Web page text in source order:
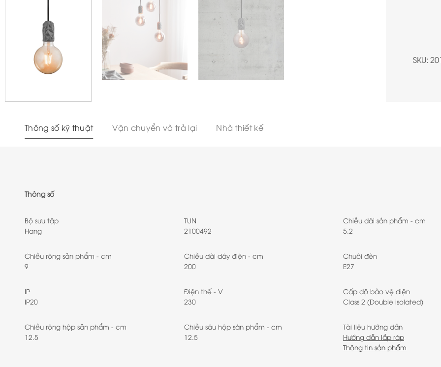
SKU:
Thông số kỹ thuật Vận chuyển và trả lại Nhà thiết kế
Thông số
Bộ sưu tập
Hang
TUN
2100492
Chiều dài sản phẩm - cm
5.2
Chiều rộng sản phẩm - cm
9
Chiều dài dây điện - cm
200
Chuôi đèn
E27
IP
IP20
Điện thế - V
230
Cấp độ bảo vệ điện
Class 2 (Double isolated)
Chiều rộng hộp sản phẩm - cm
12.5
Chiều sâu hộp sản phẩm - cm
12.5
Tài liệu hướng dẫn
Hướng dẫn lắp ráp
Thông tin sản phẩm